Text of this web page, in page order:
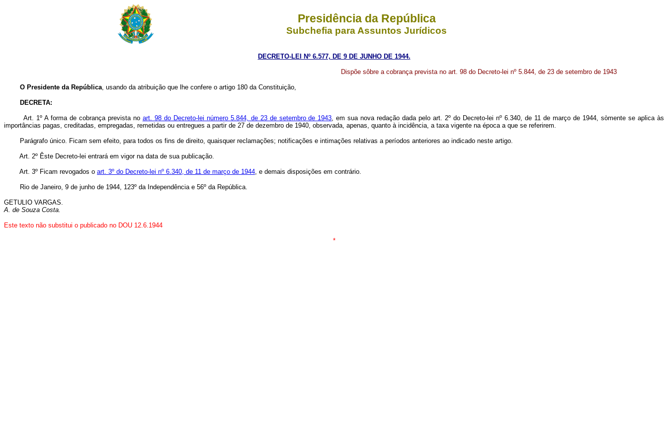
Presidência da República
Subchefia para Assuntos Jurídicos
DECRETO-LEI Nº 6.577, DE 9 DE JUNHO DE 1944.
Dispõe sôbre a cobrança prevista no art. 98 do Decreto-lei nº 5.844, de 23 de setembro de 1943
O Presidente da República, usando da atribuição que lhe confere o artigo 180 da Constituição,
DECRETA:
Art. 1º A forma de cobrança prevista no art. 98 do Decreto-lei número 5.844, de 23 de setembro de 1943, em sua nova redação dada pelo art. 2º do Decreto-lei nº 6.340, de 11 de março de 1944, sòmente se aplica às
importâncias pagas, creditadas, empregadas, remetidas ou entregues a partir de 27 de dezembro de 1940, observada, apenas, quanto à incidência, a taxa vigente na época a que se referirem.
Parágrafo único. Ficam sem efeito, para todos os fins de direito, quaisquer reclamações; notificações e intimações relativas a períodos anteriores ao indicado neste artigo.
Art. 2º Êste Decreto-lei entrará em vigor na data de sua publicação.
Art. 3º Ficam revogados o art. 3º do Decreto-lei nº 6.340, de 11 de março de 1944, e demais disposições em contrário.
Rio de Janeiro, 9 de junho de 1944, 123º da Independência e 56º da República.
GETULIO VARGAS.
A. de Souza Costa.
Este texto não substitui o publicado no DOU 12.6.1944
*